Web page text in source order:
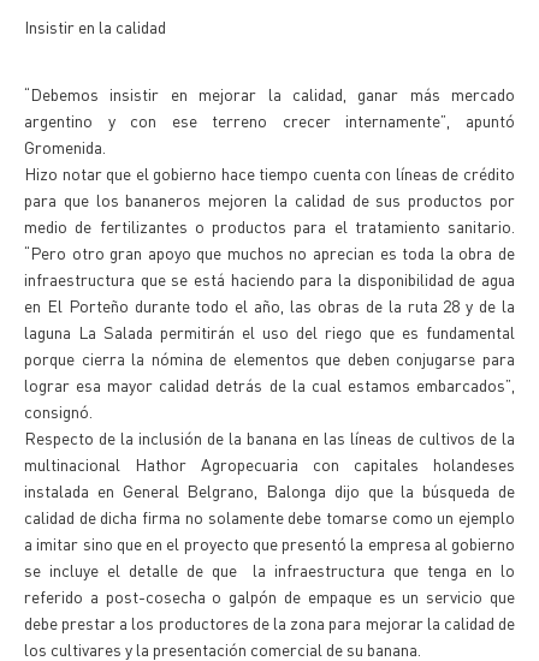
Insistir en la calidad
“Debemos insistir en mejorar la calidad, ganar más mercado
argentino y con ese terreno crecer internamente”, apuntó
Gromenida.
Hizo notar que el gobierno hace tiempo cuenta con líneas de crédito
para que los bananeros mejoren la calidad de sus productos por
medio de fertilizantes o productos para el tratamiento sanitario.
“Pero otro gran apoyo que muchos no aprecian es toda la obra de
infraestructura que se está haciendo para la disponibilidad de agua
en El Porteño durante todo el año, las obras de la ruta 28 y de la
laguna La Salada permitirán el uso del riego que es fundamental
porque cierra la nómina de elementos que deben conjugarse para
lograr esa mayor calidad detrás de la cual estamos embarcados”,
consignó.
Respecto de la inclusión de la banana en las líneas de cultivos de la
multinacional Hathor Agropecuaria con capitales holandeses
instalada en General Belgrano, Balonga dijo que la búsqueda de
calidad de dicha firma no solamente debe tomarse como un ejemplo
a imitar sino que en el proyecto que presentó la empresa al gobierno
se incluye el detalle de que la infraestructura que tenga en lo
referido a post-cosecha o galpón de empaque es un servicio que
debe prestar a los productores de la zona para mejorar la calidad de
los cultivares y la presentación comercial de su banana.